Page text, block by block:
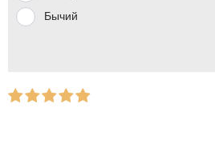
Бычий